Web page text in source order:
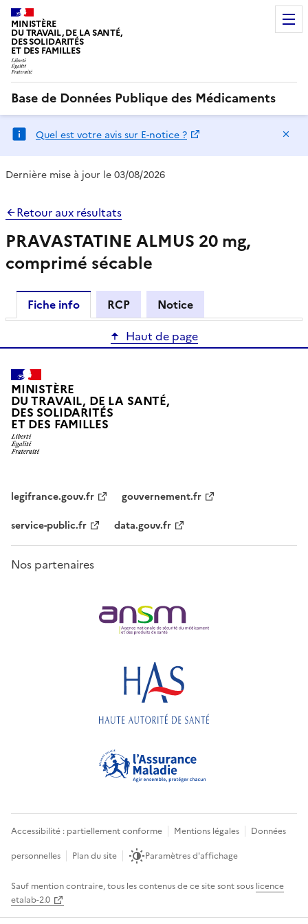
MINISTÈRE
DU TRAVAIL, DE LA SANTÉ,
DES SOLIDARITÉS
ET DES FAMILLES
Base de Données Publique des Médicaments
Quel est votre avis sur E-notice ?
Dernière mise à jour le 03/08/2026
Retour aux résultats
PRAVASTATINE ALMUS 20 mg,
comprimé sécable
Fiche info RCP
Notice
Haut de page
MINISTÈRE
DU TRAVAIL, DE LA SANTÉ,
DES SOLIDARITÉS
ET DES FAMILLES
legifrance.gouv.fr
gouvernement.fr
service-public.fr
data.gouv.fr
Nos partenaires
Accessibilité : partiellement conforme Mentions légales
Données
personnelles
Plan du site Paramètres d'affichage
Sauf mention contraire, tous les contenus de ce site sont sous licence
etalab-2.0